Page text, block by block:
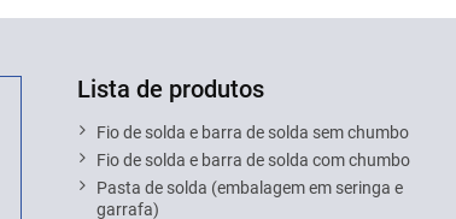
Lista de produtos
Fio de solda e barra de solda sem chumbo
Fio de solda e barra de solda com chumbo
Pasta de solda (embalagem em seringa e
garrafa)